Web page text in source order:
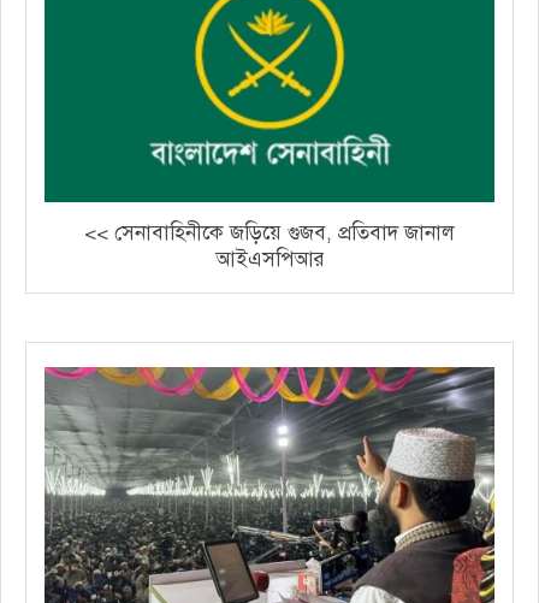
<< সেনাবাহিনীকে জড়িয়ে গুজব, প্রতিবাদ জানাল
আইএসপিআর